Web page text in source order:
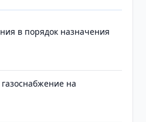
в порядок назначения
на